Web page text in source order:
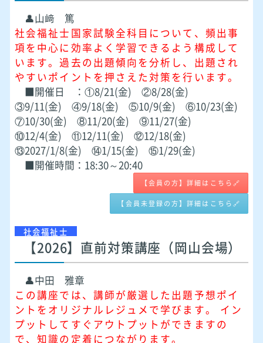
👤山﨑 篤
社会福祉士国家試験全科目について、頻出事
項を中心に効率よく学習できるよう構成して
います。過去の出題傾向を分析し、出題され
やすいポイントを押さえた対策を行います。
■開催日 ：①8/21(金) ②8/28(金)
③9/11(金) ④9/18(金) ⑤10/9(金) ⑥10/23(金)
⑦10/30(金) ⑧11/20(金) ⑨11/27(金)
⑩12/4(金) ⑪12/11(金) ⑫12/18(金)
⑬2027/1/8(金) ⑭1/15(金) ⑮1/29(金)
■開催時間：18:30～20:40
【会員の方】詳細はこちら🔗
【会員未登録の方】詳細はこちら🔗
社会福祉士
【2026】直前対策講座（岡山会場）
👤中田 雅章
この講座では、講師が厳選した出題予想ポイ
ントをオリジナルレジュメで学びます。 イン
プットしてすぐアウトプットができますの
で、知識の定着につながります。